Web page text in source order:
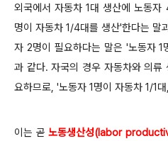
외국에서 자동차 1대 생산에 노동자
명이 자동차 1/4대를 생산'한다는 말
자 2명이 필요하다는 말은 '노동자
과 같다. 자국의 경우 자동차와 의류
요하므로, '노동자 1명이 자동차 1/1
이는 곧노동생산성(labor